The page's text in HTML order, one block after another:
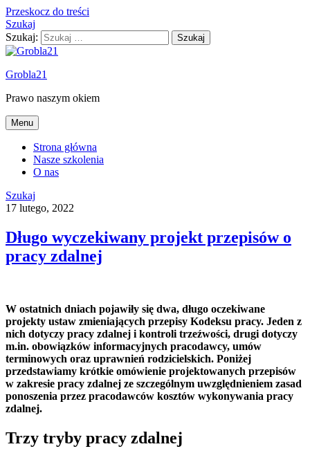
Przeskocz do treści
Szukaj
Szukaj:
Grobla21
Prawo naszym okiem
Menu
Strona główna
Nasze szkolenia
O nas
Szukaj
17 lutego, 2022
Długo wyczekiwany projekt przepisów o
pracy zdalnej
W ostatnich dniach pojawiły się dwa, długo oczekiwane
projekty ustaw zmieniających przepisy Kodeksu pracy. Jeden z
nich dotyczy pracy zdalnej i kontroli trzeźwości, drugi dotyczy
m.in. obowiązków informacyjnych pracodawcy, umów
terminowych oraz uprawnień rodzicielskich. Poniżej
przedstawiamy krótkie omówienie projektowanych przepisów
w zakresie pracy zdalnej ze szczególnym uwzględnieniem zasad
ponoszenia przez pracodawców kosztów wykonywania pracy
zdalnej.
Trzy tryby pracy zdalnej